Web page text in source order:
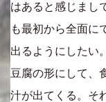
はあると感じまし
も最初から全面に
出るようにしたい
豆腐の形にして、
汁が出てくる。そ